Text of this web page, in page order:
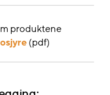
produktene
(pdf)